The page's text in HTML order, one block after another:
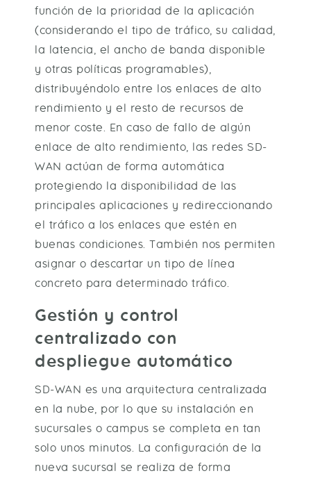
función de la prioridad de la aplicación
(considerando el tipo de tráfico, su calidad,
la latencia, el ancho de banda disponible
y otras políticas programables),
distribuyéndolo entre los enlaces de alto
rendimiento y el resto de recursos de
menor coste. En caso de fallo de algún
enlace de alto rendimiento, las redes SD-
WAN actúan de forma automática
protegiendo la disponibilidad de las
principales aplicaciones y redireccionando
el tráfico a los enlaces que estén en
buenas condiciones. También nos permiten
asignar o descartar un tipo de línea
concreto para determinado tráfico.
Gestión y control
centralizado con
despliegue automático
SD-WAN es una arquitectura centralizada
en la nube, por lo que su instalación en
sucursales o campus se completa en tan
solo unos minutos. La configuración de la
nueva sucursal se realiza de forma